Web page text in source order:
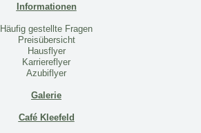
Informationen
Häufig gestellte Fragen
Preisübersicht
Hausflyer
Karriereflyer
Azubiflyer
Galerie
Café Kleefeld